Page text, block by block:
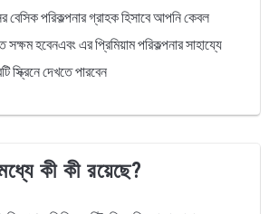
বেসিক পরিকল্পনার গ্রাহক হিসাবে আপনি কেবল
সক্ষম হবেনএবং এর প্রিমিয়াম পরিকল্পনার সাহায্যে
স্ক্রিনে দেখতে পারবেন
কী কী রয়েছে?